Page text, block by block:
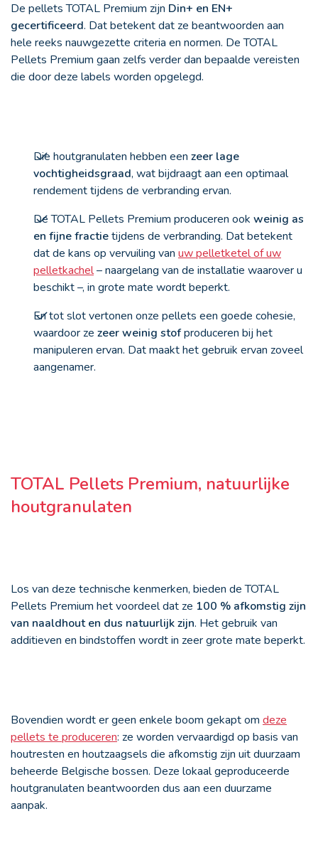
De pellets TOTAL Premium zijn Din+ en EN+
gecertificeerd. Dat betekent dat ze beantwoorden aan
hele reeks nauwgezette criteria en normen. De TOTAL
Pellets Premium gaan zelfs verder dan bepaalde vereisten
die door deze labels worden opgelegd.
Die houtgranulaten hebben een zeer lage
vochtigheidsgraad, wat bijdraagt aan een optimaal
rendement tijdens de verbranding ervan.
De TOTAL Pellets Premium produceren ook weinig as
en fijne fractietijdens de verbranding. Dat betekent
dat de kans op vervuiling van uw pelletketel of uw
pelletkachel– naargelang van de installatie waarover u
beschikt –, in grote mate wordt beperkt.
En tot slot vertonen onze pellets een goede cohesie,
waardoor ze zeer weinig stofproduceren bij het
manipuleren ervan. Dat maakt het gebruik ervan zoveel
aangenamer.
TOTAL Pellets Premium, natuurlijke
houtgranulaten
Los van deze technische kenmerken, bieden de TOTAL
Pellets Premium het voordeel dat ze 100 % afkomstig zijn
van naaldhout en dus natuurlijk zijn. Het gebruik van
additieven en bindstoffen wordt in zeer grote mate beperkt.
Bovendien wordt er geen enkele boom gekapt om deze
pellets te produceren: ze worden vervaardigd op basis van
houtresten en houtzaagsels die afkomstig zijn uit duurzaam
beheerde Belgische bossen. Deze lokaal geproduceerde
houtgranulaten beantwoorden dus aan een duurzame
aanpak.